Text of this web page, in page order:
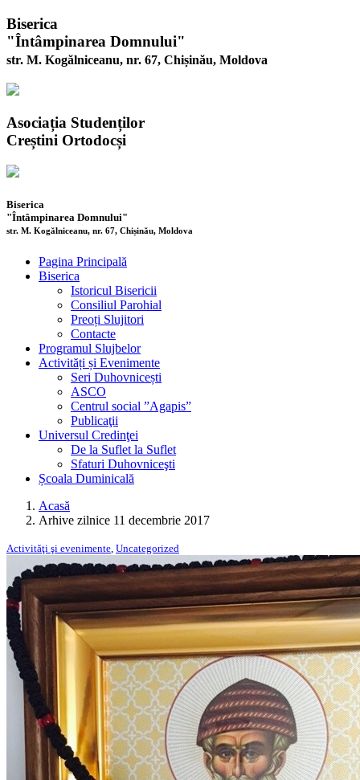
Biserica
"Întâmpinarea Domnului"
str. M. Kogălniceanu, nr. 67, Chișinău, Moldova
Asociația Studenților
Creștini Ortodocși
Biserica
"Întâmpinarea Domnului"
str. M. Kogălniceanu, nr. 67, Chișinău, Moldova
Pagina Principală
Biserica
Istoricul Bisericii
Consiliul Parohial
Preoți Slujitori
Contacte
Programul Slujbelor
Activități și Evenimente
Seri Duhovnicești
ASCO
Centrul social ”Agapis”
Publicaţii
Universul Credinţei
De la Suflet la Suflet
Sfaturi Duhovniceşti
Școala Duminicală
Acasă
Arhive zilnice 11 decembrie 2017
Activităţi şi evenimente, Uncategorized